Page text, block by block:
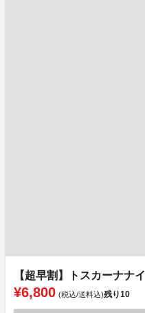
【超早割】トスカーナナ
¥6,800 (税込/送料込)残り10